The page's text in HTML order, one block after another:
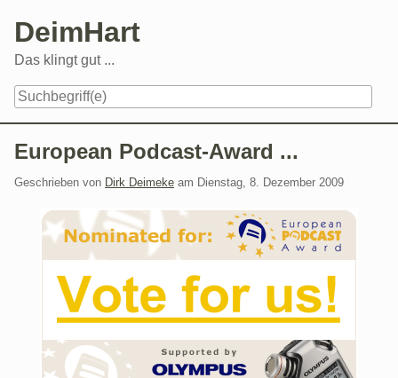
content
DeimHart
Das klingt gut ...
European Podcast-Award ...
Geschrieben von Dirk Deimeke am Dienstag, 8. Dezember 2009